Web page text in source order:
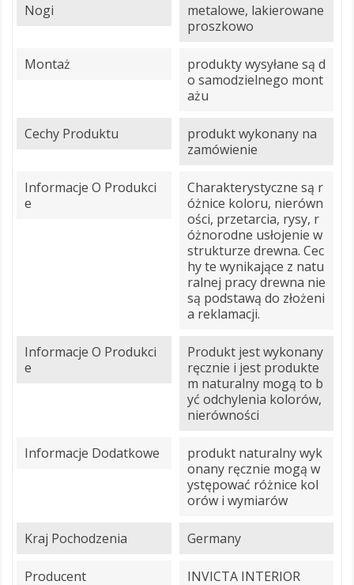
Nogi
metalowe, lakierowane
proszkowo
Montaż
produkty wysyłane są d
o samodzielnego mont
ażu
Cechy Produktu
produkt wykonany na
zamówienie
Informacje O Produkci
E
Charakterystyczne są r
óżnice koloru, nierówn
ości, przetarcia, rysy, r
óżnorodne usłojenie w
strukturze drewna. Cec
hy te wynikające z natu
ralnej pracy drewna nie
są podstawą do złożeni
a reklamacji.
Informacje O Produkci
E
Produkt jest wykonany
ręcznie i jest produkte
m naturalny mogą to b
yć odchylenia kolorów,
nierówności
Informacje Dodatkowe
produkt naturalny wyk
onany ręcznie mogą w
ystępować różnice kol
orów i wymiarów
Kraj Pochodzenia Germany
Producent INVICTA INTERIOR